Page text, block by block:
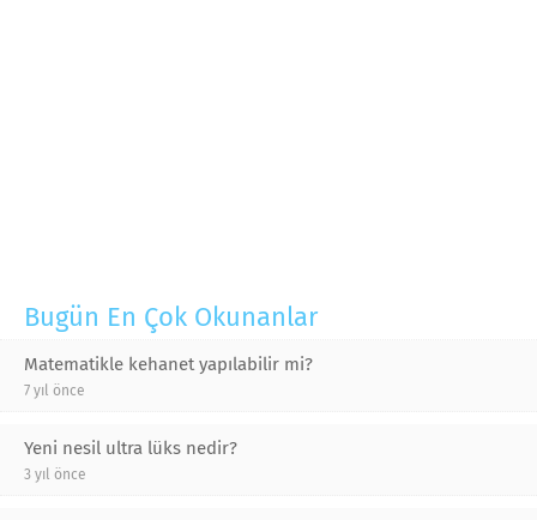
Bugün En Çok Okunanlar
Matematikle kehanet yapılabilir mi?
7 yıl önce
Yeni nesil ultra lüks nedir?
3 yıl önce